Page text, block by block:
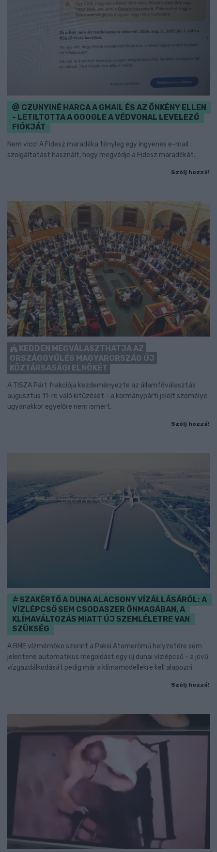
CZUNYINÉ HARCA A GMAIL ÉS AZ ÖNKÉNY ELLEN
- LETILTOTTA A GOOGLE A VÉDVONAL LEVELEZŐ
FIÓKJÁT
Nem vicc! A Fidesz maradéka tényleg egy ingyenes e-mail
szolgáltatást használt, hogy megvédje a Fidesz maradékát.
Szólj hozzá!
KEDDEN MEGVÁLASZTHATJA AZ
ORSZÁGGYŰLÉS MAGYARORSZÁG ÚJ
KÖZTÁRSASÁGI ELNÖKÉT
A TISZA Párt frakciója kezdeményezte az államfőválasztás
augusztus 11-re való kitűzését - a kormánypárti jelölt személye
ugyanakkor egyelőre nem ismert.
Szólj hozzá!
SZAKÉRTŐ A DUNA ALACSONY VÍZÁLLÁSÁRÓL: A
VÍZLÉPCSŐ SEM CSODASZER ÖNMAGÁBAN, A
KLÍMAVÁLTOZÁS MIATT ÚJ SZEMLÉLETRE VAN
SZÜKSÉG
A BME vízmérnöke szerint a Paksi Atomerőmű helyzetére sem
jelentene automatikus megoldást egy új dunai vízlépcső - a jövő
vízgazdálkodását pedig már a klímamodellekre kell alapozni.
Szólj hozzá!